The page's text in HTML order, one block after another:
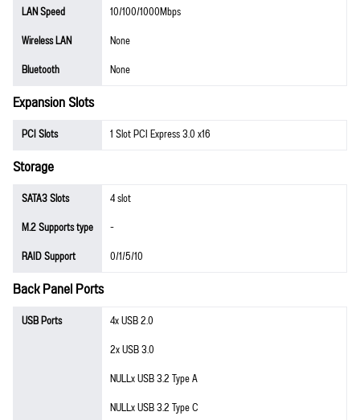
LAN Speed
10/100/1000Mbps
Wireless LAN
None
Bluetooth
None
Expansion Slots
PCI Slots 1 Slot PCI Express 3.0 x16
Storage
SATA3 Slots
4 slot
M.2 Supports type
-
RAID Support
0/1/5/10
Back Panel Ports
USB Ports
4x USB 2.0
2x USB 3.0
NULLx USB 3.2 Type A
NULLx USB 3.2 Type C